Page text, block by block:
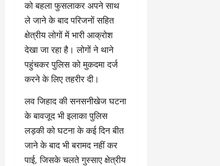
को बहला फुसलाकर अपने साथ
ले जाने के बाद परिजनों सहित
क्षेत्रीय लोगों में भारी आक्रोश
देखा जा रहा है। लोगों ने थाने
पहुंचकर पुलिस को मुकदमा दर्ज
करने के लिए तहरीर दी।
लव जिहाद की सनसनीखेज घटना
के बावजूद भी इलाका पुलिस
लड़की को घटना के कई दिन बीत
जाने के बाद भी बरामद नहीं कर
पाई, जिसके चलते गुस्साए क्षेत्रीय